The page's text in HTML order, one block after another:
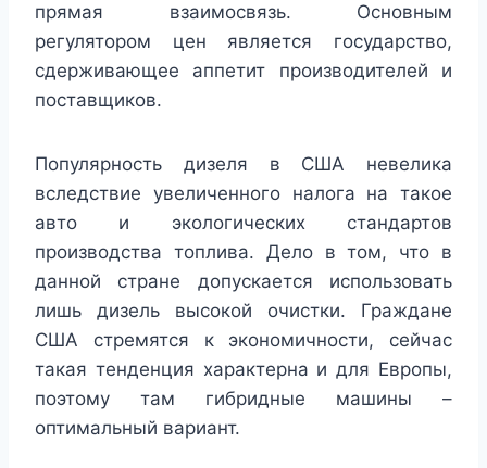
прямая взаимосвязь. Основным
регулятором цен является государство,
сдерживающее аппетит производителей и
поставщиков.
Популярность дизеля в США невелика
вследствие увеличенного налога на такое
авто и экологических стандартов
производства топлива. Дело в том, что в
данной стране допускается использовать
лишь дизель высокой очистки. Граждане
США стремятся к экономичности, сейчас
такая тенденция характерна и для Европы,
поэтому там гибридные машины –
оптимальный вариант.